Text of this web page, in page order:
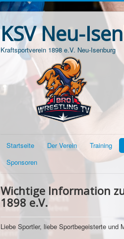
KSV Neu-
Kraftsportverein 1898 e.V. Neu-Isenburg
Startseite Der Verein Training
Sponsoren
Wichtige Information
1898 e.V.
Liebe Sportler, liebe Sportbegeisterte und